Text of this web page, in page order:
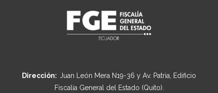
Dirección: Juan León Mera N19-36 y Av. Patria, Edificio
Fiscalía General del Estado (Quito).